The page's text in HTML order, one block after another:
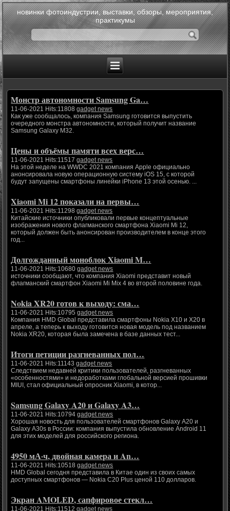
новинки фотоиндустрии, выставки, обзоры, мероприятия,
практикумы
Монстр автономности Samsung Ga…
11-06-2021 Hits:11808gadget news
Как уже сообщалось, компания Samsung готовится выпустить
очередного монстра автономности, который получит название
Samsung Galaxy M32.
Цены и объёмы памяти всех верс…
11-06-2021 Hits:11517gadget news
На этой неделе на WWDC 2021 компания Apple официально
анонсировала новую операционную систему iOS 15, с которой
будут запущены смартфоны линейки iPhone 13 этой осенью. ...
Xiaomi Mi 12 показали на первы…
11-06-2021 Hits:11298gadget news
Китайские источники опубликовали первые концептуальные
изображения нового флагманского смартфона Xiaomi Mi 12,
который должен быть анонсирован производителем в конце этого
год...
Долгожданный моноблок Xiaomi M…
11-06-2021 Hits:10680gadget news
источники сообщают, что компания Xiaomi представит новый
флагманский смартфон Xiaomi Mi Mix 4 во второй половине года.
Nokia XR20 готов к выходу: сма…
11-06-2021 Hits:10795gadget news
Компания HMD Global представила смартфоны Nokia X10 и X20 в
апреле, а теперь к выходу готовится новая модель под названием
Nokia XR20, которая была замечена в базе данных тест...
Итоги петиции разгневанных пол…
11-06-2021 Hits:11143gadget news
Следствием недавней критики пользователей, разгневанных
«особенностями» и недоработками глобальной версией прошивки
MIUI, стал официальный опросник Xiaomi, в котор...
Samsung Galaxy A20 и Galaxy A3…
11-06-2021 Hits:10794gadget news
Хорошая новость для пользователей смартфонов Galaxy A20 и
Galaxy A30s в России: компания выпустила обновление Android 11
для этих моделей для российского региона.
4950 мА·ч, двойная камера и An…
11-06-2021 Hits:10518gadget news
HMD Global сегодня представила в Китае один из своих самых
доступных смартфонов — Nokia C20 Plus ценой 110 долларов.
Экран AMOLED, сапфировое стекл…
11-06-2021 Hits:11512gadget news